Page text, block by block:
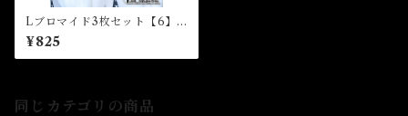
Lブロマイド3枚セット【6】
（全10種）★34th Birthday
Event
¥825
同じカテゴリの商品